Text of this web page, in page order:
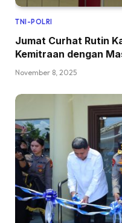
TNI-POLRI
Jumat Curhat Rutin
Kemitraan dengan
November 8, 2025